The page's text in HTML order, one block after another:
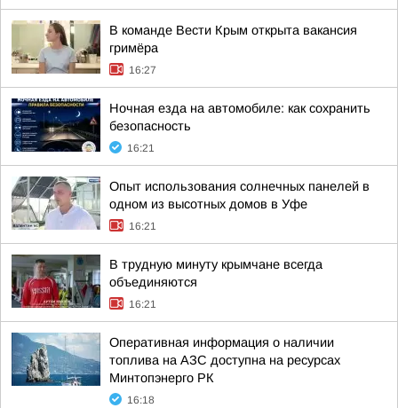
В команде Вести Крым открыта вакансия
гримёра
16:27
Ночная езда на автомобиле: как сохранить
безопасность
16:21
Опыт использования солнечных панелей в
одном из высотных домов в Уфе
16:21
В трудную минуту крымчане всегда
объединяются
16:21
Оперативная информация о наличии
топлива на АЗС доступна на ресурсах
Минтопэнерго РК
16:18